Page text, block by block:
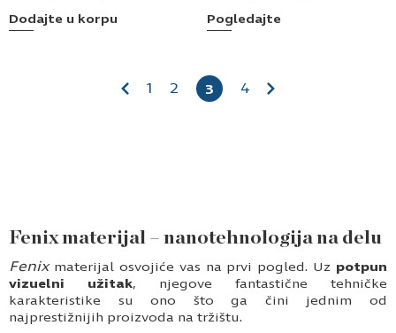
Dodajte u korpu
Pogledajte
1 2 3 4
Fenix materijal – nanotehnologija na delu
Fenixmaterijal osvojiće vas na prvi pogled. Uz potpun
vizuelni užitak, njegove fantastične tehničke
karakteristike
su ono što ga čini jednim od
najprestižnijih proizvoda na tržištu.